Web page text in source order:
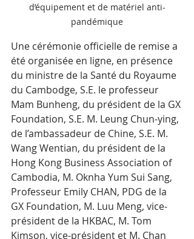
d’équipement et de matériel anti-
pandémique
Une cérémonie officielle de remise a
été organisée en ligne, en présence
du ministre de la Santé du Royaume
du Cambodge, S.E. le professeur
Mam Bunheng, du président de la GX
Foundation, S.E. M. Leung Chun-ying,
de l’ambassadeur de Chine, S.E. M.
Wang Wentian, du président de la
Hong Kong Business Association of
Cambodia, M. Oknha Yum Sui Sang,
Professeur Emily CHAN, PDG de la
GX Foundation, M. Luu Meng, vice-
président de la HKBAC, M. Tom
Kimson, vice-président et M. Chan